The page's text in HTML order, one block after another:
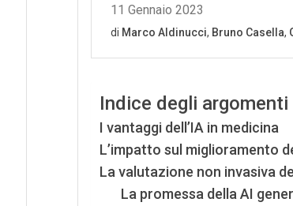
Indice degli argomenti
I vantaggi dell’IA in medicina
L’impatto sul miglioramento
La valutazione non invasiva
La promessa della AI